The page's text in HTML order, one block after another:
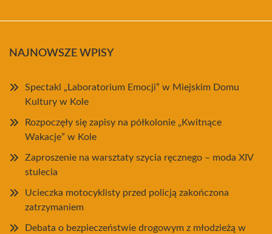
NAJNOWSZE WPISY
Spectakl „Laboratorium Emocji” w Miejskim Domu
Kultury w Kole
Rozpoczęły się zapisy na półkolonie „Kwitnące
Wakacje” w Kole
Zaproszenie na warsztaty szycia ręcznego – moda XIV
stulecia
Ucieczka motocyklisty przed policją zakończona
zatrzymaniem
Debata o bezpieczeństwie drogowym z młodzieżą w